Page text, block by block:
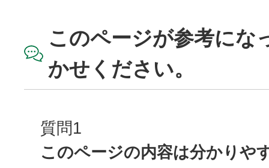
このページが参考にな
かせください。
質問1
このページの内容は分かりや